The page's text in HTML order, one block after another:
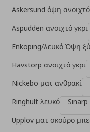
Askersund όψη
Aspudden ανοιχτό γκρι
Enkoping/λευκό Όψη
Havstorp ανοιχτό γκρι
Nickebo ματ ανθρακί
Ringhult λευκό
Sinarp
Upplov ματ σκούρο